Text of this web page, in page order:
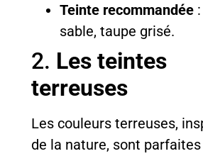
Teinte recommandée:
sable, taupe grisé.
2. Les teintes
terreuses
Les couleurs terreuses,
de la nature, sont